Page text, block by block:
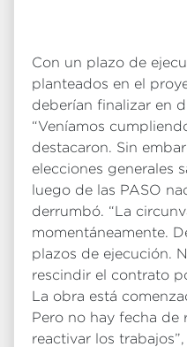
Con un plazo de
planteados en el
deberían finalizar en
“Veníamos
destacaron. Sin
elecciones generales
luego de las PASO
derrumbó. “La
momentáneamente.
plazos de ejecución.
rescindir el contrato
La obra está
Pero no hay fecha de
reactivar los